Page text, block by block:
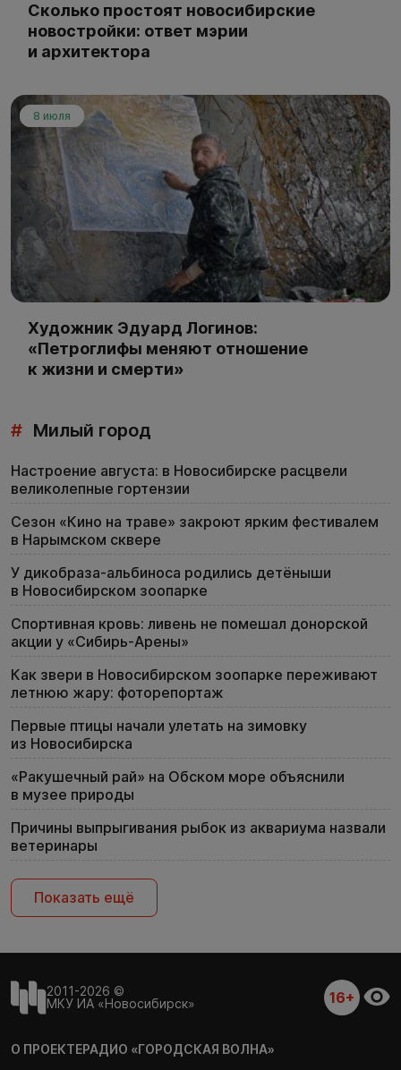
Сколько простоят новосибирские
новостройки: ответ мэрии
и архитектора
8 июля
Художник Эдуард Логинов:
«Петроглифы меняют отношение
к жизни и смерти»
# Милый город
Настроение августа: в Новосибирске расцвели
великолепные гортензии
Сезон «Кино на траве» закроют ярким фестивалем
в Нарымском сквере
У дикобраза-альбиноса родились детёныши
в Новосибирском зоопарке
Спортивная кровь: ливень не помешал донорской
акции у «Сибирь-Арены»
Как звери в Новосибирском зоопарке переживают
летнюю жару: фоторепортаж
Первые птицы начали улетать на зимовку
из Новосибирска
«Ракушечный рай» на Обском море объяснили
в музее природы
Причины выпрыгивания рыбок из аквариума назвали
ветеринары
Показать ещё
2011-2026 ©
МКУ ИА «Новосибирск»
16+
О ПРОЕКТЕРАДИО «ГОРОДСКАЯ ВОЛНА»